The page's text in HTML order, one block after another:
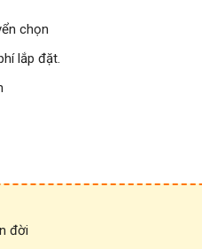
chọn
lắp đặt.
đời